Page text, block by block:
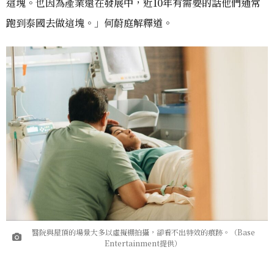
跑到泰國去做這塊。」何蔚庭解釋道。
醫院與屋頂的場景大多以虛擬棚拍攝，卻看不出特效的痕跡。（Base
Entertainment提供）